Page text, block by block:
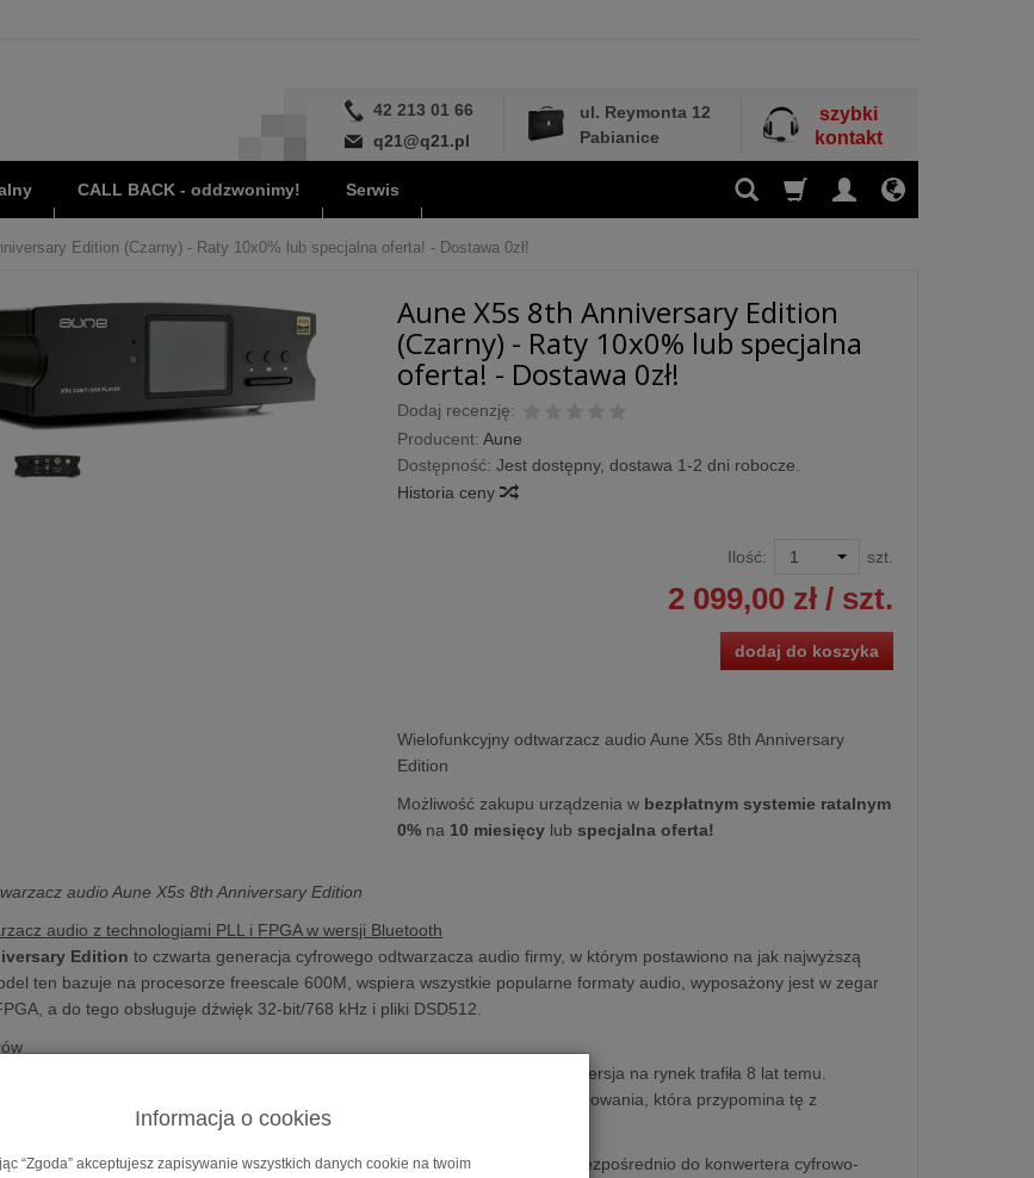
42 213 01 66
q21@q21.pl
ul. Reymonta 12
Pabianice
szybki
kontakt
CALL BACK - oddzwonimy! Serwis
Edition (Czarny) - Raty 10x0% lub specjalna oferta! - Dostawa 0zł!
Aune X5s 8th Anniversary Edition
(Czarny) - Raty 10x0% lub specjalna
oferta! - Dostawa 0zł!
Dodaj recenzję:
Producent: Aune
Dostępność: Jest dostępny, dostawa 1-2 dni robocze.
Historia ceny
Ilość: szt.
2 099,00 zł/ szt.
dodaj do koszyka
Wielofunkcyjny odtwarzacz audio Aune X5s 8th Anniversary
Edition
Możliwość zakupu urządzenia w bezpłatnym systemie ratalnym
0%na 10 miesięcylub specjalna oferta!
audio Aune X5s 8th Anniversary Edition
audio z technologiami PLL i FPGA w wersji Bluetooth
Edition to czwarta generacja cyfrowego odtwarzacza audio firmy, w którym postawiono na jak najwyższą
ten bazuje na procesorze freescale 600M, wspiera wszystkie popularne formaty audio, wyposażony jest w zegar
a do tego obsługuje dźwięk 32-bit/768 kHz i pliki DSD512.
Edition to nowe wcielenie cyfrowego odtwarzacza audio, którego pierwsza wersja na rynek trafiła 8 lat temu.
samego początku stawiają na prostą i efektywną formę sprzętowego dekodowania, która przypomina tę z
(np. microSD) z wykorzystaniem mikrokontrolera RT1052 przesyłane są bezpośrednio do konwertera cyfrowo-
Informacja o cookies
“Zgoda” akceptujesz zapisywanie wszystkich danych cookie na twoim